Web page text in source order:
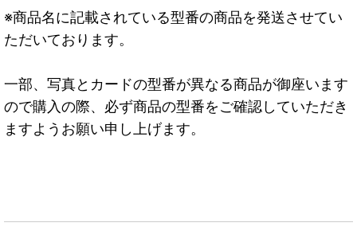
※商品名に記載されている型番の商品を発送させてい
ただいております。
一部、写真とカードの型番が異なる商品が御座います
ので購入の際、必ず商品の型番をご確認していただき
ますようお願い申し上げます。